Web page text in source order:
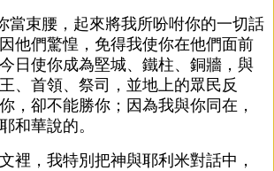
當束腰，起來將我所吩咐你的一切話
他們驚惶，免得我使你在他們面前
日使你成為堅城、鐵柱、銅牆，與
、首領、祭司，並地上的眾民反
，卻不能勝你；因為我與你同在，
和華說的。
裡，我特別把神與耶利米對話中，